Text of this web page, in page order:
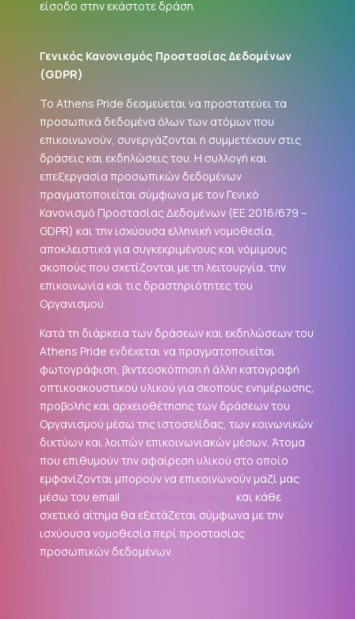
είσοδο στην εκάστοτε δράση.
Γενικός Κανονισμός Προστασίας Δεδομένων
(GDPR)
Το Athens Pride δεσμεύεται να προστατεύει τα
προσωπικά δεδομένα όλων των ατόμων που
επικοινωνούν, συνεργάζονται ή συμμετέχουν στις
δράσεις και εκδηλώσεις του. Η συλλογή και
επεξεργασία προσωπικών δεδομένων
πραγματοποιείται σύμφωνα με τον Γενικό
Κανονισμό Προστασίας Δεδομένων (ΕΕ 2016/679 –
GDPR) και την ισχύουσα ελληνική νομοθεσία,
αποκλειστικά για συγκεκριμένους και νόμιμους
σκοπούς που σχετίζονται με τη λειτουργία, την
επικοινωνία και τις δραστηριότητες του
Οργανισμού.
Κατά τη διάρκεια των δράσεων και εκδηλώσεων του
Athens Pride ενδέχεται να πραγματοποιείται
φωτογράφιση, βιντεοσκόπηση ή άλλη καταγραφή
οπτικοακουστικού υλικού για σκοπούς ενημέρωσης,
προβολής και αρχειοθέτησης των δράσεων του
Οργανισμού μέσω της ιστοσελίδας, των κοινωνικών
δικτύων και λοιπών επικοινωνιακών μέσων. Άτομα
που επιθυμούν την αφαίρεση υλικού στο οποίο
εμφανίζονται μπορούν να επικοινωνούν μαζί μας
μέσω του email
και κάθε
σχετικό αίτημα θα εξετάζεται σύμφωνα με την
ισχύουσα νομοθεσία περί προστασίας
προσωπικών δεδομένων.